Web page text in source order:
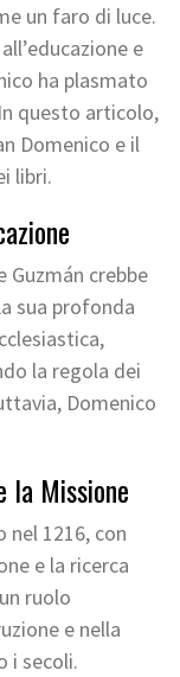
un faro di luce.
e
ha plasmato
questo articolo,
Domenico e il
libri.
Guzmán crebbe
sua profonda
la regola dei
Domenico
la Missione
nel 1216, con
e la ricerca
ruolo
e nella
i secoli.